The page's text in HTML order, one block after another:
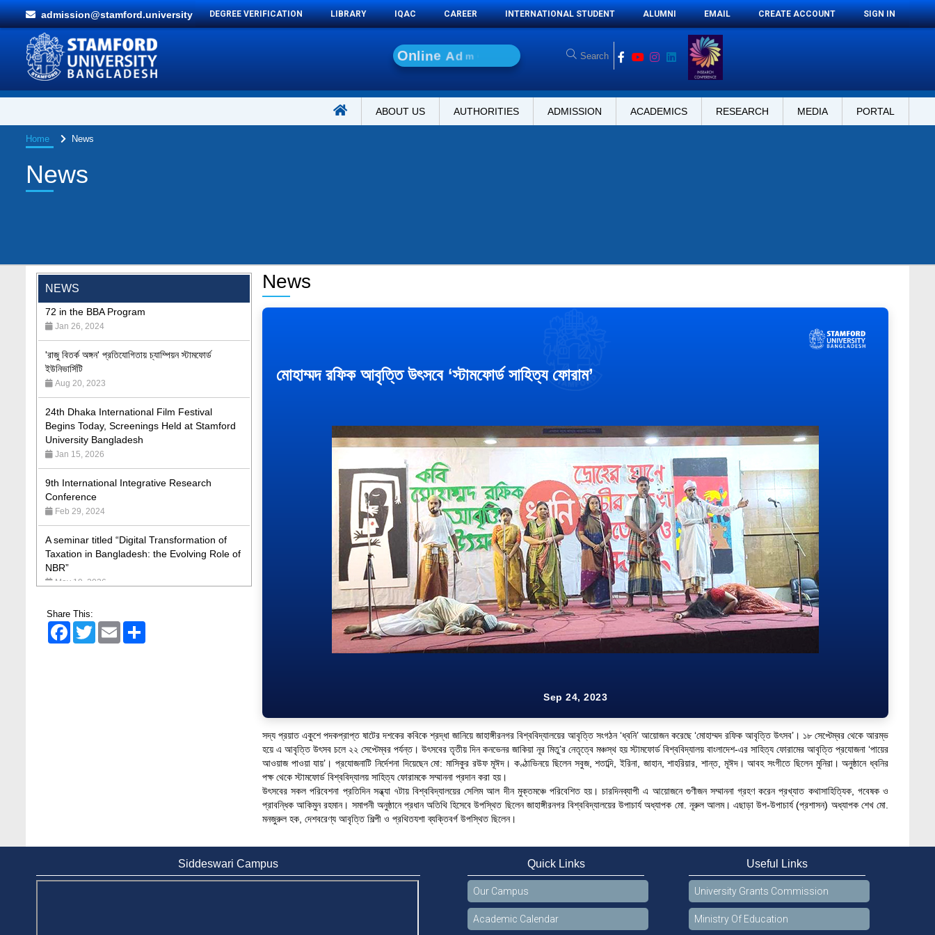
admission@stamford.university DEGREE VERIFICATION LIBRARY IQAC CAREER INTERNATIONAL STUDENT ALUMNI EMAIL CREATE ACCOUNT SIGN IN
Online Adm
ABOUT US AUTHORITIES ADMISSION ACADEMICS RESEARCH MEDIA PORTAL
Home News
News
NEWS
"Professional Orientation" course of Batch
72 in the BBA Program
Jan 26, 2024
'রাজু বিতর্ক অঙ্গন' প্রতিযোগিতায় চ্যাম্পিয়ন স্টামফোর্ড
Aug 20, 2023
24th Dhaka International Film Festival
University Bangladesh
Jan 15, 2026
9th International Integrative Research
Feb 29, 2024
A seminar titled “Digital Transformation of
NBR”
May 19, 2026
Academic Excellence Award 2023 and Quiz
Jun 4, 2023
Admission Fair Spring 2026 underway at
Jun 11, 2026
BUFT, Stamford VCs meet to strengthen
Share This:
FacebookTwitter Email
News
মোহাম্মদ রফিক আবৃত্তি উৎসবে ‘স্টামফোর্ড সাহিত্য ফোরাম’
Sep 24, 2023
সদ্য প্রয়াত একুশে পদকপ্রাপ্ত ষাটের দশকের কবিকে শ্রদ্ধা জানিয়ে জাহাঙ্গীরনগর বিশ্ববিদ্যালয়ের আবৃত্তি সংগঠন ‘ধ্বনি’ আয়োজন করেছে ‘মোহাম্মদ রফিক আবৃত্তি উৎসব’। ১৮ সেপ্টেম্বর থেকে আরম্ভ
হয়ে এ আবৃত্তি উৎসব চলে ২২ সেপ্টেম্বর পর্যন্ত। উৎসবের তৃতীয় দিন কনভেনর জাকিয়া নূর মিতু’র নেতৃত্বে মঞ্চস্থ হয় স্টামফোর্ড বিশ্ববিদ্যালয় বাংলাদেশ-এর সাহিত্য ফোরামের আবৃত্তি প্রযোজনা ‘পায়ের
আওয়াজ পাওয়া যায়’। প্রযোজনাটি নির্দেশনা দিয়েছেন মো: মাসিকুর রউফ মূঈদ। কণ্ঠাভিনয়ে ছিলেন সবুজ, শতাব্দি, ইরিনা, জাহান, শাহরিয়ার, শান্ত, মূঈদ। আবহ সংগীতে ছিলেন মুনিরা। অনুষ্ঠানে ধ্বনির
পক্ষ থেকে স্টামফোর্ড বিশ্ববিদ্যালয় সাহিত্য ফোরামকে সম্মাননা প্রদান করা হয়।
উৎসবের সকল পরিবেশনা প্রতিদিন সন্ধ্যা ৭টায় বিশ্ববিদ্যালয়ের সেলিম আল দীন মুক্তমঞ্চে পরিবেশিত হয়। চারদিনব্যাপী এ আয়োজনে গুণীজন সম্মাননা গ্রহণ করেন প্রখ্যাত কথাসাহিত্যিক, গবেষক ও
প্রাবন্ধিক আকিমুন রহমান। সমাপনী অনুষ্ঠানে প্রধান অতিথি হিসেবে উপস্থিত ছিলেন জাহাঙ্গীরনগর বিশ্ববিদ্যালয়ের উপাচার্য অধ্যাপক মো. নূরুল আলম। এছাড়া উপ-উপাচার্য (প্রশাসন) অধ্যাপক শেখ মো.
মনজুরুল হক, দেশবরেণ্য আবৃত্তি শিল্পী ও প্রথিতযশা ব্যক্তিবর্গ উপস্থিত ছিলেন।
Siddeswari Campus Quick Links
Our Campus
Academic Calendar
Useful Links
University Grants Commission
Ministry Of Education